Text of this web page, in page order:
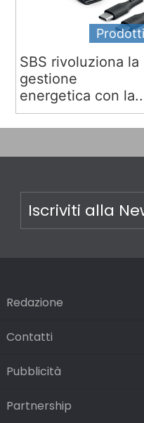
Prodotti
SBS rivoluziona la
gestione
energetica con
Iscriviti alla
Redazione
Contatti
Pubblicità
Partnership